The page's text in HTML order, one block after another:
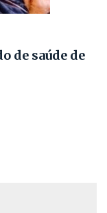
de saúde de